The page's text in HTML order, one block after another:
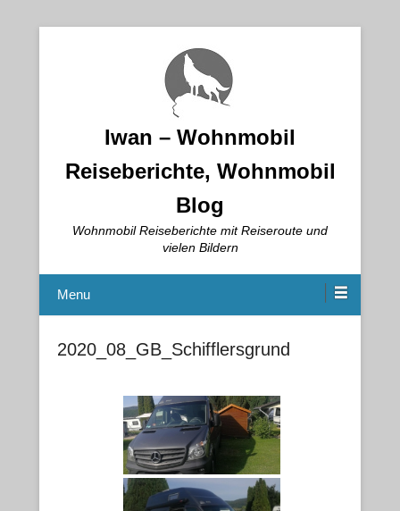
Iwan – Wohnmobil
Reiseberichte, Wohnmobil
Blog
Wohnmobil Reiseberichte mit Reiseroute und
vielen Bildern
Menu
2020_08_GB_Schifflersgrund